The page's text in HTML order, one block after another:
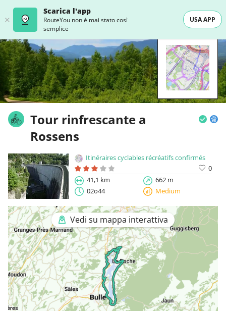
Scarica l'app
RouteYou non è mai stato così
semplice
USA APP
Tour rinfrescante a
Rossens
Itinéraires cyclables récréatifs confirmés
0
41,1 km
662 m
02o44
Medium
Vedi su mappa interattiva